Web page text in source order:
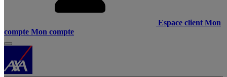
Espace client Mon
compte Mon compte